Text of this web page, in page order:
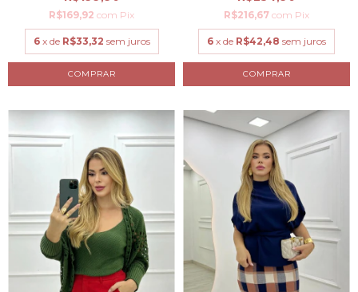
R$169,92 com Pix
6 x de R$33,32 sem juros
COMPRAR
R$216,67 com Pix
6 x de R$42,48 sem juros
COMPRAR